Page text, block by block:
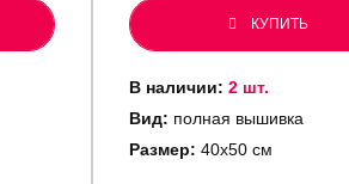
КУПИТЬ
В наличии: 2 шт.
Вид: полная вышивка
Размер: 40х50 см